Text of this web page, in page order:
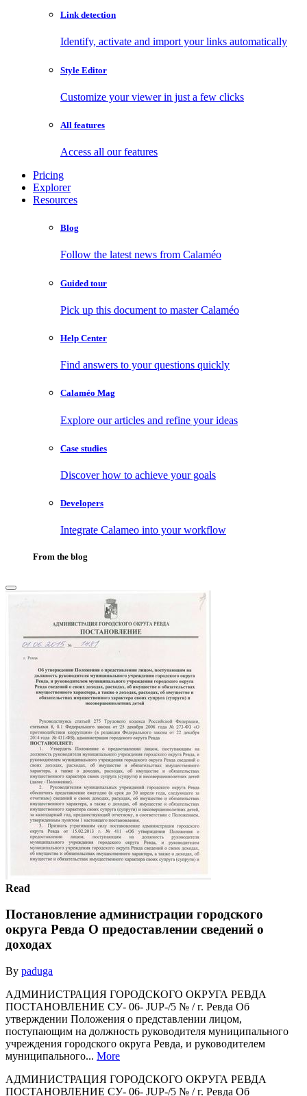
Link detection
Identify, activate and import your links automatically
Style Editor
Customize your viewer in just a few clicks
All features
Access all our features
Pricing
Explorer
Resources
Blog
Follow the latest news from Calaméo
Guided tour
Pick up this document to master Calaméo
Help Center
Find answers to your questions quickly
Calaméo Mag
Explore our articles and refine your ideas
Case studies
Discover how to achieve your goals
Developers
Integrate Calameo into your workflow
From the blog
Read
Постановление администрации городского
округа Ревда О предоставлении сведений о
доходах
By paduga
АДМИНИСТРАЦИЯ ГОРОДСКОГО ОКРУГА РЕВДА
ПОСТАНОВЛЕНИЕ СУ- 06- JUP-/5 № / г. Ревда Об
утверждении Положения о представлении лицом,
поступающим на должность руководителя муниципального
учреждения городского округа Ревда, и руководителем
муниципального... More
АДМИНИСТРАЦИЯ ГОРОДСКОГО ОКРУГА РЕВДА
ПОСТАНОВЛЕНИЕ СУ- 06- JUP-/5 № / г. Ревда Об